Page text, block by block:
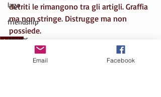
lago
friendship
stories
Spaziergänge
detriti le rimangono tra gli artigli. Graffia
ma non stringe. Distrugge ma non
possiede.
chiocce
Email Facebook